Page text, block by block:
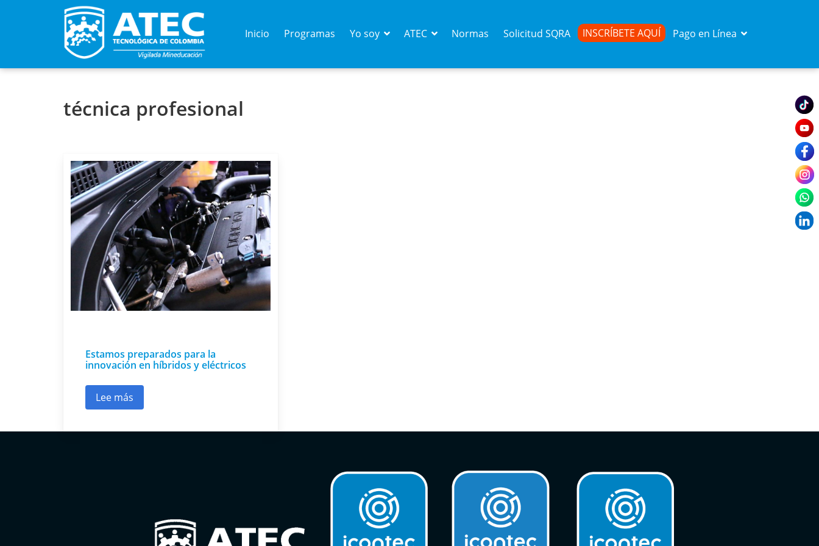
Inicio Programas Yo soy ATEC Normas Solicitud SQRA INSCRÍBETE AQUÍ Pago en Línea
técnica profesional
Estamos preparados para la
innovación en híbridos y eléctricos
Lee más
sobre Estamos preparados para la innovación en híbridos y eléctricos